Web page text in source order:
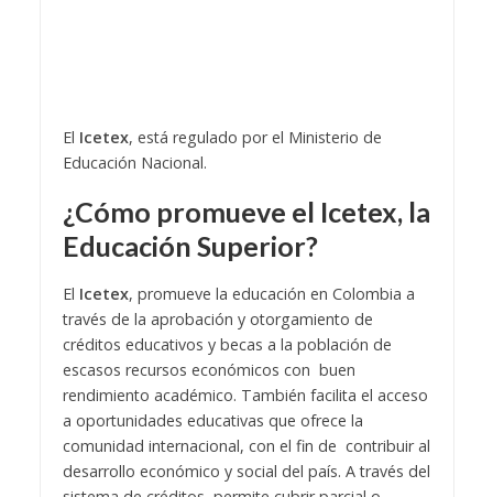
El Icetex, está regulado por el Ministerio de
Educación Nacional.
¿Cómo promueve el Icetex, la
Educación Superior?
El Icetex, promueve la educación en Colombia a
través de la aprobación y otorgamiento de
créditos educativos y becas a la población de
escasos recursos económicos con buen
rendimiento académico. También facilita el acceso
a oportunidades educativas que ofrece la
comunidad internacional, con el fin de contribuir al
desarrollo económico y social del país. A través del